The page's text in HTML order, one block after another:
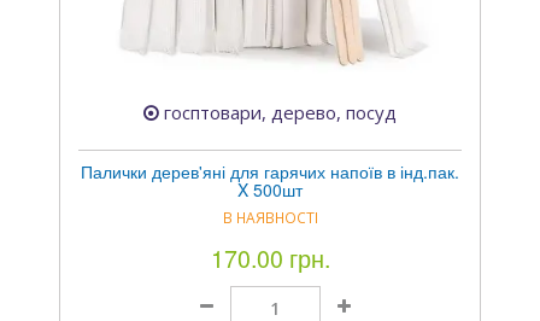
госптовари, дерево, посуд
Палички дерев'яні для гарячих напоїв в інд.пак.
X 500шт
В НАЯВНОСТІ
170.00 грн.